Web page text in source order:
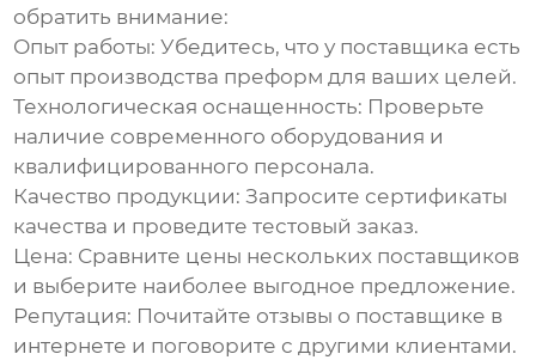
обратить внимание:
Опыт работы: Убедитесь, что у поставщика есть
опыт производства преформ для ваших целей.
Технологическая оснащенность: Проверьте
наличие современного оборудования и
квалифицированного персонала.
Качество продукции: Запросите сертификаты
качества и проведите тестовый заказ.
Цена: Сравните цены нескольких поставщиков
и выберите наиболее выгодное предложение.
Репутация: Почитайте отзывы о поставщике в
интернете и поговорите с другими клиентами.